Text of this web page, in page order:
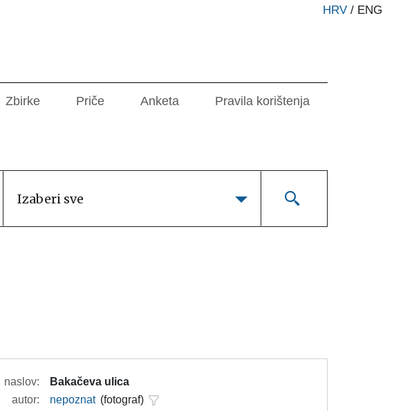
HRV / ENG
Zbirke Priče Anketa Pravila korištenja
Izaberi sve
naslov:
Bakačeva ulica
autor:
nepoznat (fotograf)